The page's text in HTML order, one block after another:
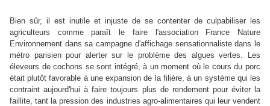
Bien sûr, il est inutile et injuste de se contenter de culpabiliser les
agriculteurs comme paraît le faire l'association France Nature
Environnement dans sa campagne d'affichage sensationnaliste dans le
métro parisien pour alerter sur le problème des algues vertes. Les
éleveurs de cochons se sont intégré, à un moment où le cours du porc
était plutôt favorable à une expansion de la filière, à un système qui les
contraint aujourd'hui à faire toujours plus de rendement pour éviter la
faillite, tant la pression des industries agro-alimentaires qui leur vendent